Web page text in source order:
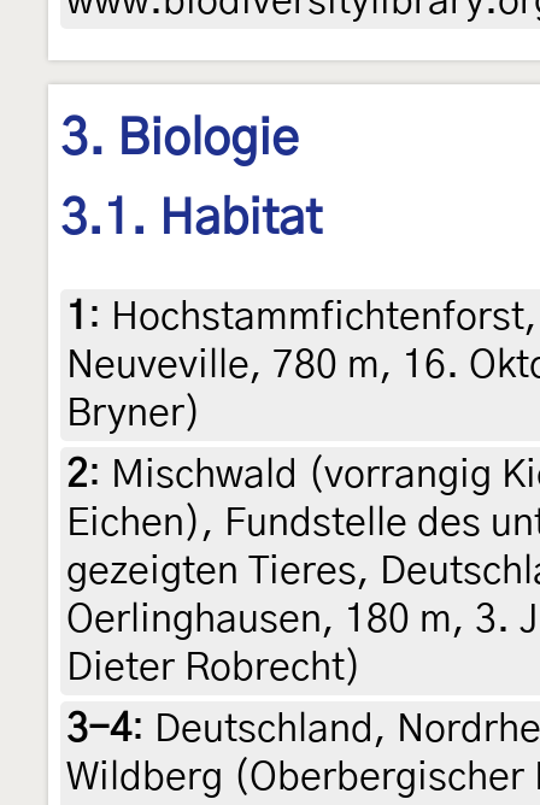
3. Biologie
3.1. Habitat
1 :
Neuveville, 780 m, 16.
Bryner)
2: Mischwald (vorrangig
Eichen), Fundstelle des
gezeigten Tieres,
Oerlinghausen, 180 m, 3.
Dieter Robrecht)
3-4: Deutschland,
Wildberg